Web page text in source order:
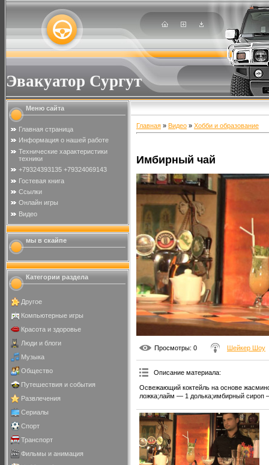
Эвакуатор Сургут
Меню сайта
Главная страница
Информация о нашей работе
Технические характеристики
техники
+79324393135 +79324069143
Гостевая книга
Ссылки
Онлайн игры
Видео
мы в скайпе
Категории раздела
Другое
Компьютерные игры
Красота и здоровье
Люди и блоги
Музыка
Общество
Путешествия и события
Развлечения
Сериалы
Спорт
Транспорт
Фильмы и анимация
Главная » Видео » Хобби и образование
Имбирный чай
Просмотры: 0 Шейкер Шоу
Описание материала:
Освежающий коктейль на основе
ложка;лайм — 1 долька;имбирный сироп